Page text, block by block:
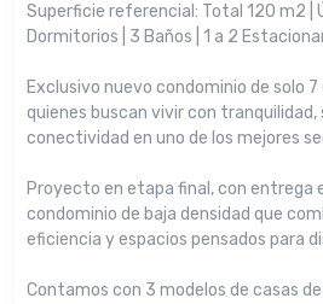
Superficie referencial: Total 120 m2 |
Dormitorios | 3 Baños | 1 a 2
Exclusivo nuevo condominio de solo
quienes buscan vivir con
conectividad en uno de los mejores
Proyecto en etapa final, con entrega
condominio de baja densidad que
eficiencia y espacios pensados para
Contamos con 3 modelos de casas